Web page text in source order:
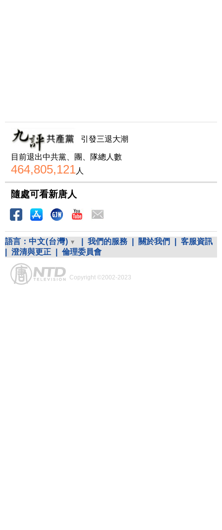
引發三退大潮
目前退出中共黨、團、隊總人數
464,805,121人
隨處可看新唐人
語言： 中文(台灣) 我們的服務 關於我們
客服資訊
澄清與更正 倫理委員會
Copyright ©2002-2023